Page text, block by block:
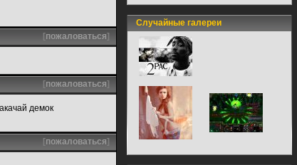
[пожаловаться]
[пожаловаться]
демок
[пожаловаться]
Случайные галереи